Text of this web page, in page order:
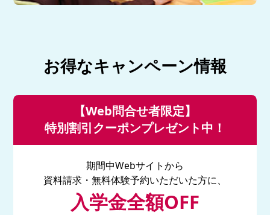
お得なキャンペーン情報
【Web問合せ者限定】
特別割引クーポンプレゼント中！
期間中Webサイトから
資料請求・無料体験予約いただいた方に、
入学金全額OFF